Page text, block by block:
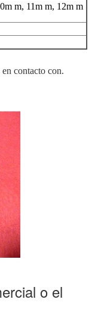
m, 11m m, 12m m
contacto con.
o el